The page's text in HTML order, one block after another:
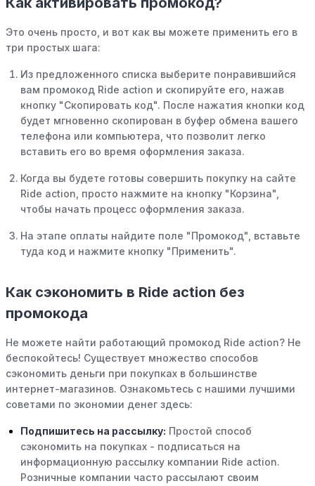
Это очень просто, и вот как вы можете применить его в
три простых шага:
Из предложенного списка выберите понравившийся
вам промокод Ride action и скопируйте его, нажав
кнопку "Скопировать код". После нажатия кнопки код
будет мгновенно скопирован в буфер обмена вашего
телефона или компьютера, что позволит легко
вставить его во время оформления заказа.
Когда вы будете готовы совершить покупку на сайте
Ride action, просто нажмите на кнопку "Корзина",
чтобы начать процесс оформления заказа.
На этапе оплаты найдите поле "Промокод", вставьте
туда код и нажмите кнопку "Применить".
Как сэкономить в Ride action без
промокода
Не можете найти работающий промокод Ride action? Не
беспокойтесь! Существует множество способов
сэкономить деньги при покупках в большинстве
интернет-магазинов. Ознакомьтесь с нашими лучшими
советами по экономии денег здесь:
Подпишитесь на рассылку: Простой способ
сэкономить на покупках - подписаться на
информационную рассылку компании Ride action.
Розничные компании часто рассылают своим